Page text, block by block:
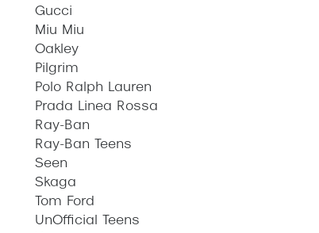
Gucci
Miu Miu
Oakley
Pilgrim
Polo Ralph Lauren
Prada Linea Rossa
Ray-Ban
Ray-Ban Teens
Seen
Skaga
Tom Ford
UnOfficial Teens